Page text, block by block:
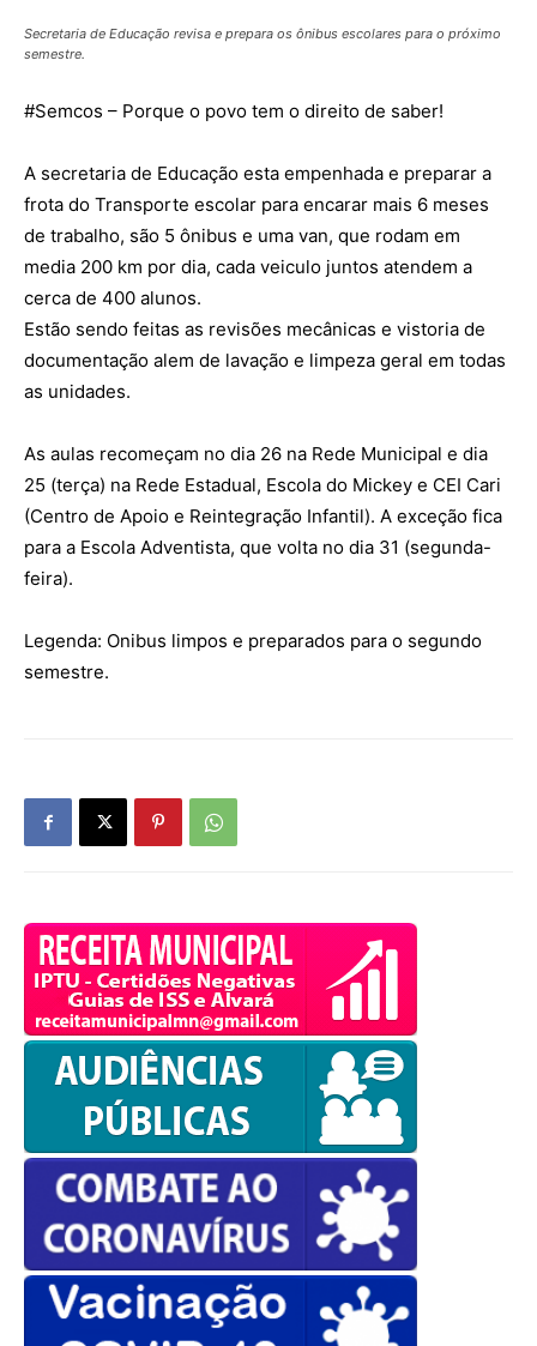
Secretaria de Educação revisa e prepara os ônibus escolares para o próximo
semestre.
#Semcos – Porque o povo tem o direito de saber!
A secretaria de Educação esta empenhada e preparar a
frota do Transporte escolar para encarar mais 6 meses
de trabalho, são 5 ônibus e uma van, que rodam em
media 200 km por dia, cada veiculo juntos atendem a
cerca de 400 alunos.
Estão sendo feitas as revisões mecânicas e vistoria de
documentação alem de lavação e limpeza geral em todas
as unidades.
As aulas recomeçam no dia 26 na Rede Municipal e dia
25 (terça) na Rede Estadual, Escola do Mickey e CEI Cari
(Centro de Apoio e Reintegração Infantil). A exceção fica
para a Escola Adventista, que volta no dia 31 (segunda-
feira).
Legenda: Onibus limpos e preparados para o segundo
semestre.